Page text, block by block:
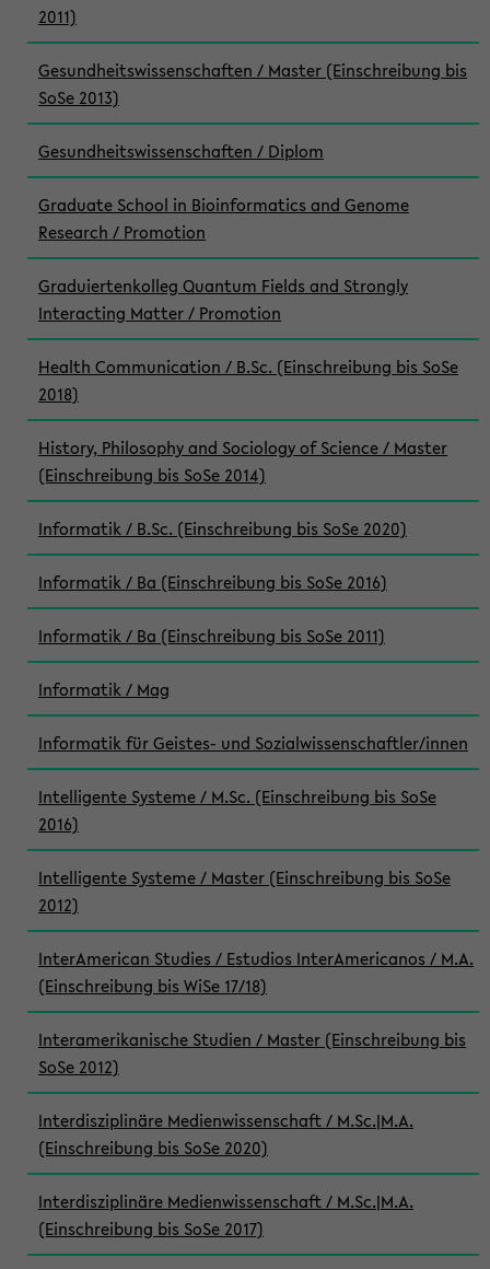
2011)
Gesundheitswissenschaften / Master (Einschreibung bis
SoSe 2013)
Gesundheitswissenschaften / Diplom
Graduate School in Bioinformatics and Genome
Research / Promotion
Graduiertenkolleg Quantum Fields and Strongly
Interacting Matter / Promotion
Health Communication / B.Sc. (Einschreibung bis SoSe
2018)
History, Philosophy and Sociology of Science / Master
(Einschreibung bis SoSe 2014)
Informatik / B.Sc. (Einschreibung bis SoSe 2020)
Informatik / Ba (Einschreibung bis SoSe 2016)
Informatik / Ba (Einschreibung bis SoSe 2011)
Informatik / Mag
Informatik für Geistes- und Sozialwissenschaftler/innen
Intelligente Systeme / M.Sc. (Einschreibung bis SoSe
2016)
Intelligente Systeme / Master (Einschreibung bis SoSe
2012)
InterAmerican Studies / Estudios InterAmericanos / M.A.
(Einschreibung bis WiSe 17/18)
Interamerikanische Studien / Master (Einschreibung bis
SoSe 2012)
Interdisziplinäre Medienwissenschaft / M.Sc.|M.A.
(Einschreibung bis SoSe 2020)
Interdisziplinäre Medienwissenschaft / M.Sc.|M.A.
(Einschreibung bis SoSe 2017)